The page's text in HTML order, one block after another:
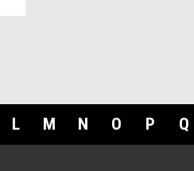
L M N O P Q